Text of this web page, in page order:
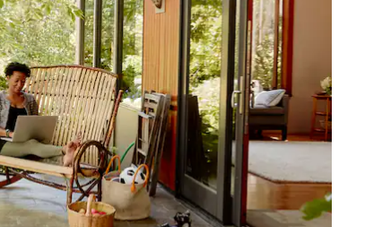
prema gore i prema dolje, kao i dodirom ili prelaskom prstom